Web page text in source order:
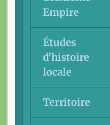
Empire
Études
d'histoire
locale
Territoire